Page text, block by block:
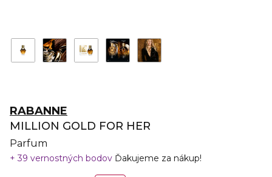
RABANNE
MILLION GOLD FOR HER
Parfum
39 vernostných bodov Ďakujeme za nákup!